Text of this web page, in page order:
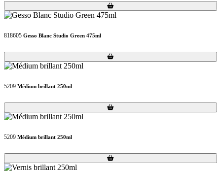
Loading...
Loading...
818605 Gesso Blanc Studio Green 475ml
Loading...
Loading...
5209 Médium brillant 250ml
Loading...
Loading...
5209 Médium brillant 250ml
Loading...
Loading...